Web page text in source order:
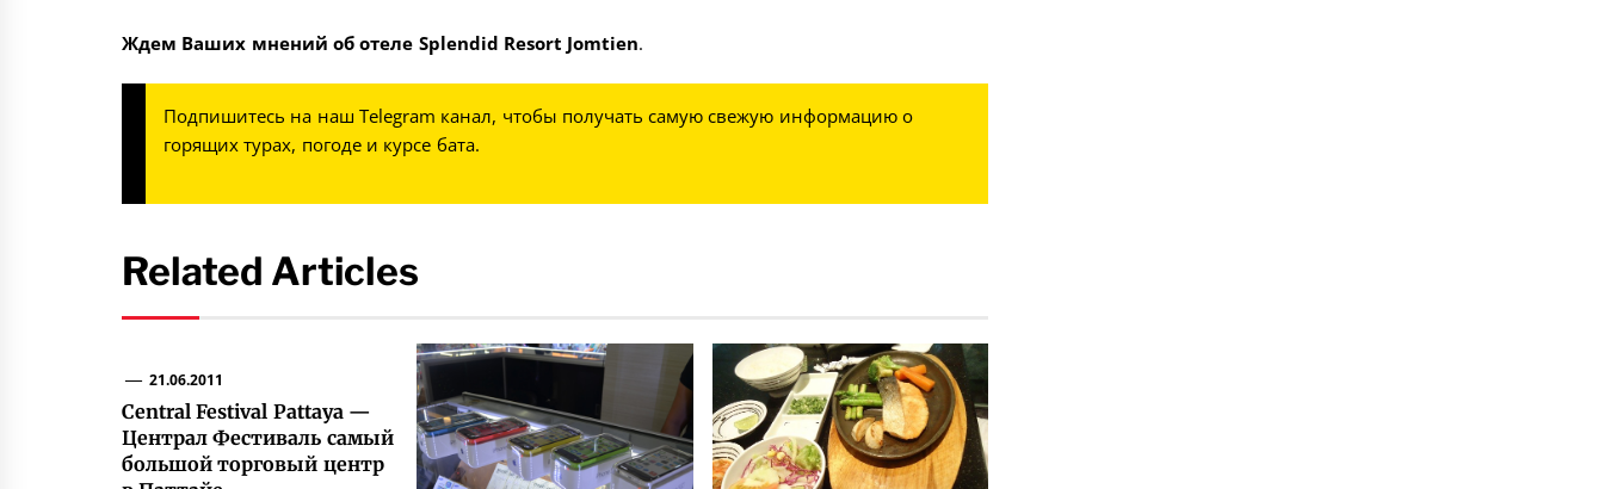
Ждем Ваших мнений об отеле Splendid Resort Jomtien.
Подпишитесь на наш Telegram канал, чтобы получать самую свежую информацию о
горящих турах, погоде и курсе бата.
Related Articles
21.06.2011
Central Festival Pattaya —
Централ Фестиваль самый
большой торговый центр